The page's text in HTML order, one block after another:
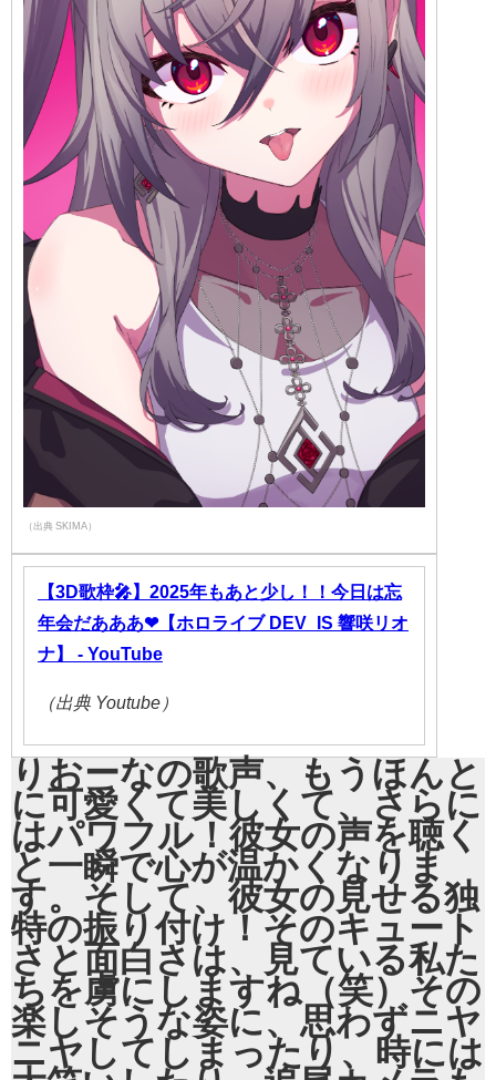
（出典 SKIMA）
【3D歌枠🎤】2025年もあと少し！！今日は忘
年会だあああ❤【ホロライブ DEV_IS 響咲リオ
ナ】 - YouTube
（出典 Youtube）
りおーなの歌声、もうほんと
に可愛くて美しくて、さらに
はパワフル！彼女の声を聴く
と一瞬で心が温かくなりま
す。そして、彼女の見せる独
特の振り付け！そのキュート
さと面白さは、見ている私た
ちを虜にしますね（笑）その
楽しそうな姿に、思わずニヤ
ニヤしてしまったり、時には